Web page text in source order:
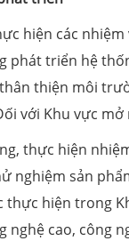
hiện các
phát triển hệ
thiện môi
với Khu vực
thực hiện
nghiệm sản
hiện trong
nghệ cao, công